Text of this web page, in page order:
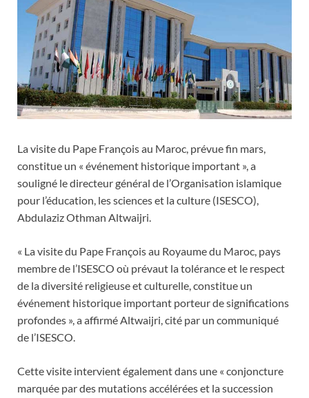
La visite du Pape François au Maroc, prévue fin mars,
constitue un « événement historique important », a
souligné le directeur général de l’Organisation islamique
pour l’éducation, les sciences et la culture (ISESCO),
Abdulaziz Othman Altwaijri.
« La visite du Pape François au Royaume du Maroc, pays
membre de l’ISESCO où prévaut la tolérance et le respect
de la diversité religieuse et culturelle, constitue un
événement historique important porteur de significations
profondes », a affirmé Altwaijri, cité par un communiqué
de l’ISESCO.
Cette visite intervient également dans une « conjoncture
marquée par des mutations accélérées et la succession